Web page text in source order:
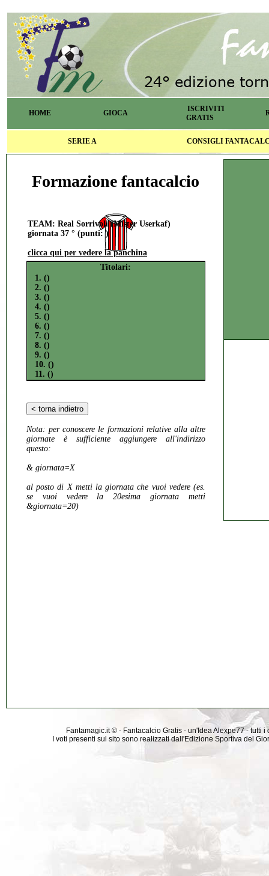
HOME GIOCA
ISCRIVITI
GRATIS
SERIE A CONSIGLI
Formazione fantacalcio
TEAM: Real Sorrivoli (Mister Userkaf)
giornata 37 ° (punti: )
clicca qui per vedere la panchina
Titolari:
1. ()
2. ()
3. ()
4. ()
5. ()
6. ()
7. ()
8. ()
9. ()
10. ()
11. ()
Nota: per conoscere le formazioni relative alla altre
giornate è sufficiente aggiungere all'indirizzo
questo:
& giornata=X
al posto di X metti la giornata che vuoi vedere (es.
se vuoi vedere la 20esima giornata metti
&giornata=20)
Fantamagic.it © - Fantacalcio Gratis - un'Idea Alexpe77 -
I voti presenti sul sito sono realizzati dall'Edizione Sportiva del